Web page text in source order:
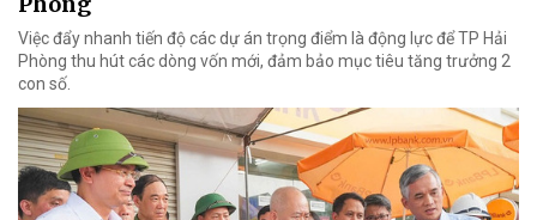
Việc đẩy nhanh tiến độ các dự án trọng điểm là động lực để TP Hải
Phòng thu hút các dòng vốn mới, đảm bảo mục tiêu tăng trưởng 2
con số.